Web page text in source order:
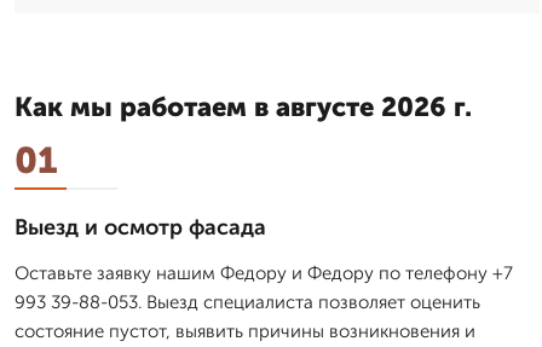
Как мы работаем в августе 2026 г.
01
Выезд и осмотр фасада
Оставьте заявку нашим Федору и Федору по телефону +7
993 39-88-053. Выезд специалиста позволяет оценить
состояние пустот, выявить причины возникновения и